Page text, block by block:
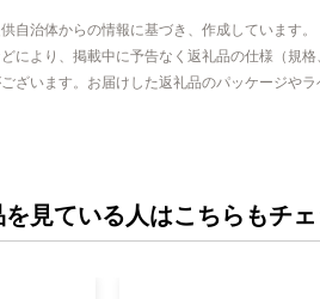
自治体からの情報に基づき、作成しています。
により、掲載中に予告なく返礼品の仕様（規
ざいます。お届けした返礼品のパッケージや
を見ている人はこちらもチェ